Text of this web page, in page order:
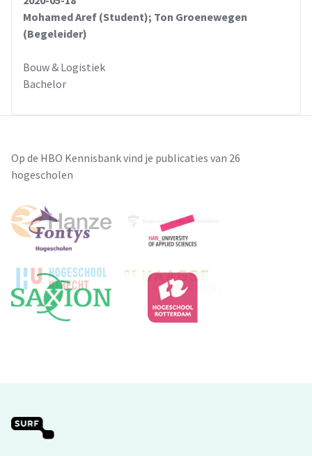
Mohamed Aref (Student); Ton Groenewegen
(Begeleider)
Bouw & Logistiek
Bachelor
Op de HBO Kennisbank vind je publicaties van 26
hogescholen